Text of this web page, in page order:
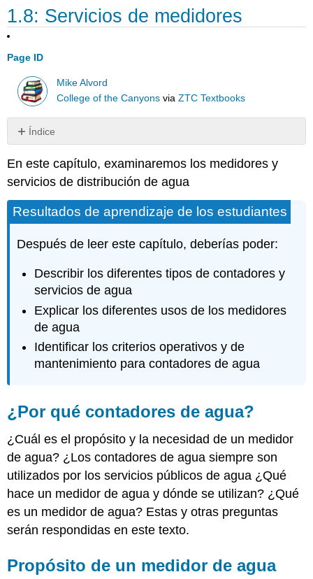
1.8: Servicios de medidores
Page ID
Mike Alvord
College of the Canyons viaZTC Textbooks
Índice
qué
contadores
agua?
Propósito
un
de
agua
Tipos
de
medidores
de
agua
desplazamiento
positivo
Medidores
de
Velocidad
Medidores
Venturi
y
Orificio
magnéticos
y
En este capítulo, examinaremos los medidores y
servicios de distribución de agua
Resultados de aprendizaje de los estudiantes
Después de leer este capítulo, deberías poder:
Describir los diferentes tipos de contadores y
servicios de agua
Explicar los diferentes usos de los medidores
de agua
Identificar los criterios operativos y de
mantenimiento para contadores de agua
¿Por qué contadores de agua?
¿Cuál es el propósito y la necesidad de un medidor
de agua? ¿Los contadores de agua siempre son
utilizados por los servicios públicos de agua ¿Qué
hace un medidor de agua y dónde se utilizan? ¿Qué
es un medidor de agua? Estas y otras preguntas
serán respondidas en este texto.
Propósito de un medidor de agua